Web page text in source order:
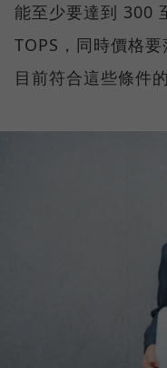
能至少要達到 300
TOPS，同時價格
目前符合這些條件